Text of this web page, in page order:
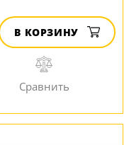
В КОРЗИНУ